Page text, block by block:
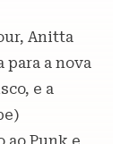
Anitta
a nova
e a